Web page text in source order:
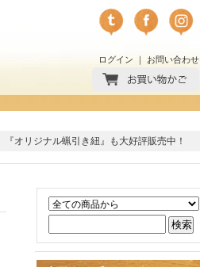
ログイン ｜ お問い合わせ
『オリジナル蝋引き紐』 も大好評販売中！